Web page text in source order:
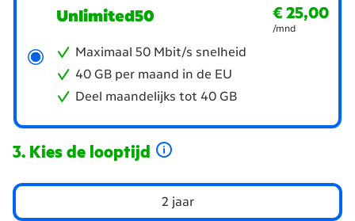
Unlimited50 € 25,00
€ 25,00
per maand
/mnd
Maximaal 50 Mbit/s snelheid
40 GB per maand in de EU
Deel maandelijks tot 40 GB
Kies de looptijd
Welke
looptijd
2 jaar